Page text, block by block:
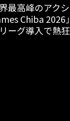
最高峰のアク
Chiba 2026
ーグ導入で熱